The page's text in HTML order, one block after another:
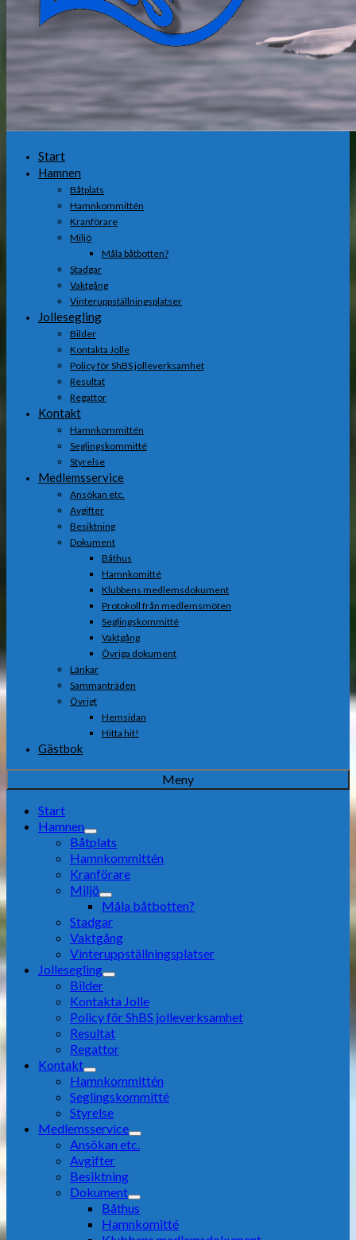
Start
Hamnen
Båtplats
Hamnkommittén
Kranförare
Miljö
Måla båtbotten?
Stadgar
Vaktgång
Vinteruppställningsplatser
Jollesegling
Bilder
Kontakta Jolle
Policy för ShBS jolleverksamhet
Resultat
Regattor
Kontakt
Hamnkommittén
Seglingskommitté
Styrelse
Medlemsservice
Ansökan etc.
Avgifter
Besiktning
Dokument
Båthus
Hamnkomitté
Klubbens medlemsdokument
Protokoll från medlemsmöten
Seglingskommitté
Vaktgång
Övriga dokument
Länkar
Sammanträden
Övrigt
Hemsidan
Hitta hit!
Gästbok
Meny
Start
Hamnen
Båtplats
Hamnkommittén
Kranförare
Miljö
Måla båtbotten?
Stadgar
Vaktgång
Vinteruppställningsplatser
Jollesegling
Bilder
Kontakta Jolle
Policy för ShBS jolleverksamhet
Resultat
Regattor
Kontakt
Hamnkommittén
Seglingskommitté
Styrelse
Medlemsservice
Ansökan etc.
Avgifter
Besiktning
Dokument
Båthus
Hamnkomitté